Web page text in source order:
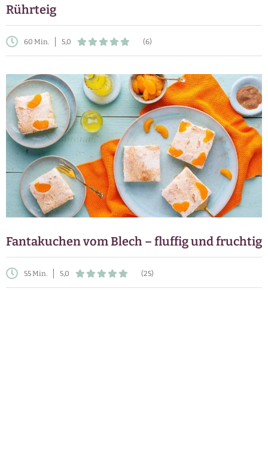
Rührteig
60 Min. 5,0 (6)
Fantakuchen vom Blech – fluffig und fruchtig
55 Min. 5,0 (25)